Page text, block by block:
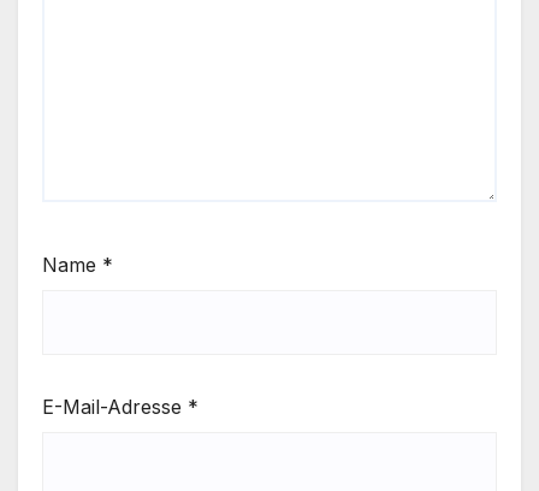
Name *
E-Mail-Adresse *